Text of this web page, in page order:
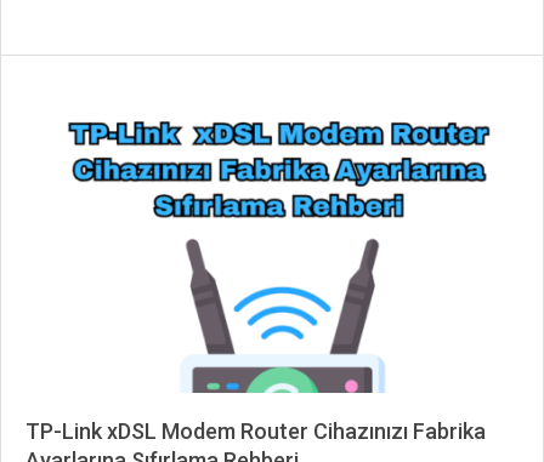
TP-Link xDSL Modem Router Cihazınızı Fabrika